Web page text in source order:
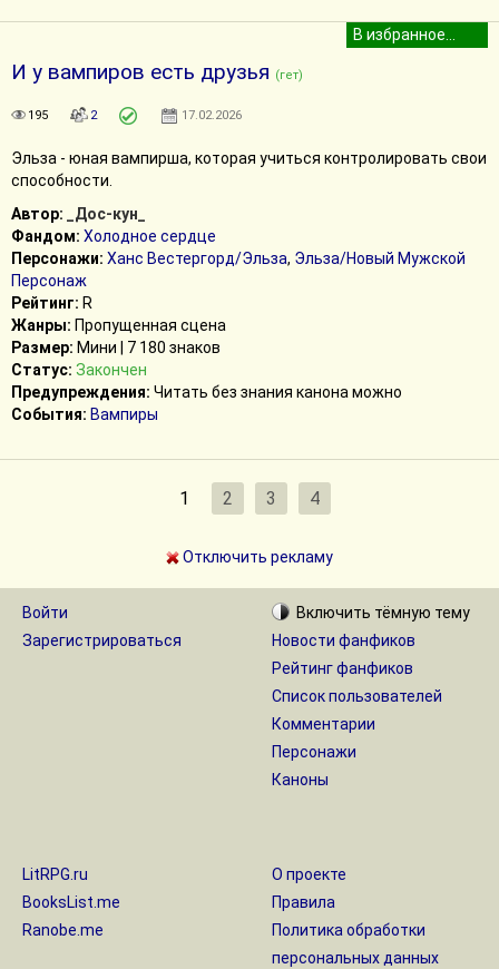
И у вампиров есть друзья (гет)
195 2 17.02.2026
Эльза - юная вампирша, которая учиться контролировать свои
способности.
Автор:
_Дос-кун_
Фандом: Холодное сердце
Персонажи: Ханс Вестергорд/Эльза, Эльза/Новый Мужской
Персонаж
Рейтинг: R
Жанры: Пропущенная сцена
Размер: Мини | 7 180 знаков
Статус: Закончен
Предупреждения: Читать без знания канона можно
События: Вампиры
1 2 3 4
Отключить рекламу
Войти
Зарегистрироваться
Включить тёмную тему
Новости фанфиков
Рейтинг фанфиков
Список пользователей
Комментарии
Персонажи
Каноны
LitRPG.ru
BooksList.me
Ranobe.me
О проекте
Правила
Политика обработки
персональных данных